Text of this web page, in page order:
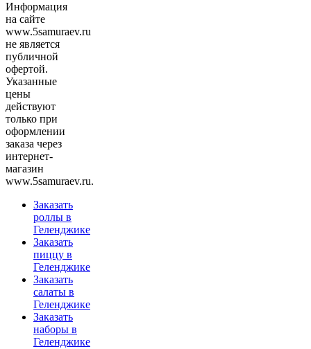
Информация
на сайте
www.5samuraev.ru
не является
публичной
офертой.
Указанные
цены
действуют
только при
оформлении
заказа через
интернет-
магазин
www.5samuraev.ru.
Заказать
роллы в
Геленджике
Заказать
пиццу в
Геленджике
Заказать
салаты в
Геленджике
Заказать
наборы в
Геленджике